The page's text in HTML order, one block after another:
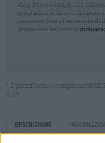
shop@bierothek.de. La
pregiudica la liceità del
consenso fino al momento
disponibili nel nostro
* I prezzi sono comprensivi di
0,10
Descrizione